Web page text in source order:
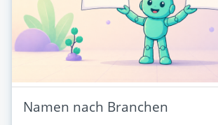
Namen nach Branchen